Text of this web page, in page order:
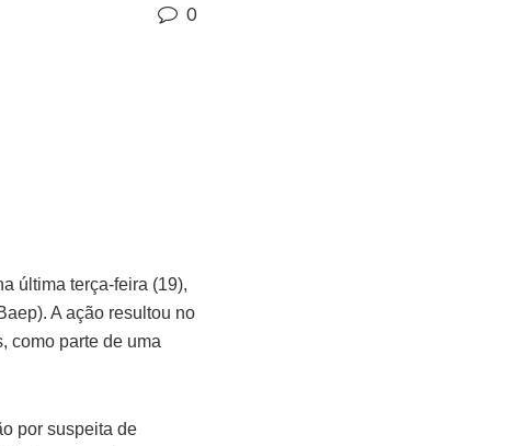
0
última terça-feira (19),
A ação resultou no
como parte de uma
por suspeita de